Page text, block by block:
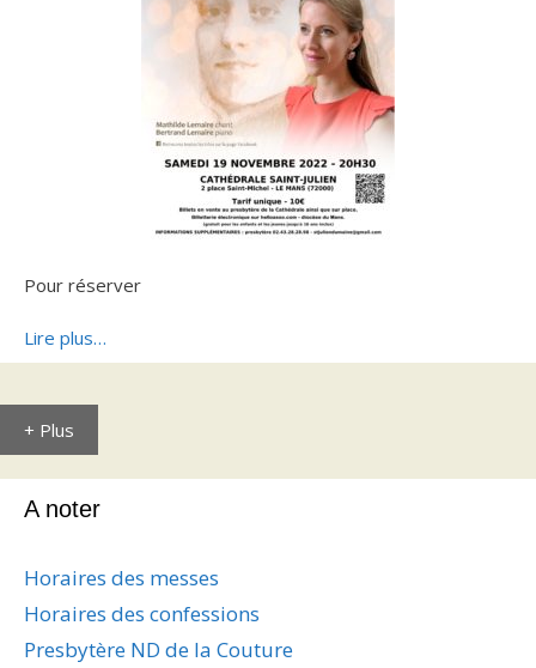
Pour réserver
Lire plus…
+ Plus
A noter
Horaires des messes
Horaires des confessions
Presbytère ND de la Couture